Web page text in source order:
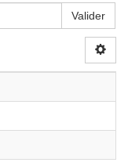
Valider